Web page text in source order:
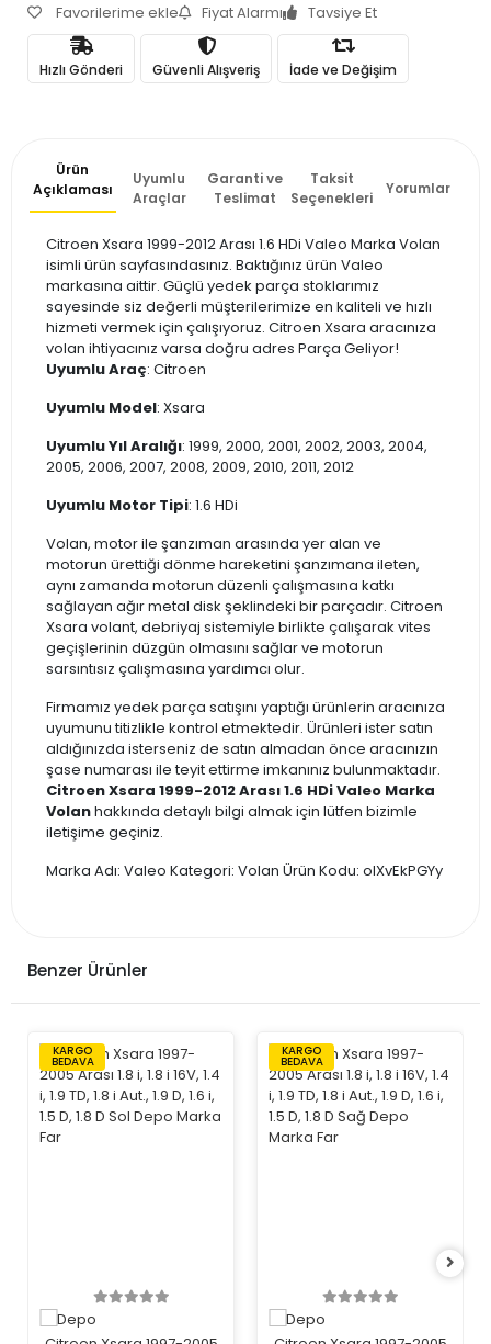
Favorilerime ekle Fiyat Alarmı Tavsiye Et
Hızlı Gönderi Güvenli Alışveriş İade ve Değişim
Ürün
Açıklaması
Uyumlu
Araçlar
Garanti ve
Teslimat
Taksit
Seçenekleri
Yorumlar
Citroen Xsara 1999-2012 Arası 1.6 HDi Valeo Marka Volan
isimli ürün sayfasındasınız. Baktığınız ürün Valeo
markasına aittir. Güçlü yedek parça stoklarımız
sayesinde siz değerli müşterilerimize en kaliteli ve hızlı
hizmeti vermek için çalışıyoruz. Citroen Xsara aracınıza
volan ihtiyacınız varsa doğru adres Parça Geliyor!
Uyumlu Araç: Citroen
Uyumlu Model: Xsara
Uyumlu Yıl Aralığı: 1999, 2000, 2001, 2002, 2003, 2004,
2005, 2006, 2007, 2008, 2009, 2010, 2011, 2012
Uyumlu Motor Tipi: 1.6 HDi
Volan, motor ile şanzıman arasında yer alan ve
motorun ürettiği dönme hareketini şanzımana ileten,
aynı zamanda motorun düzenli çalışmasına katkı
sağlayan ağır metal disk şeklindeki bir parçadır. Citroen
Xsara volant, debriyaj sistemiyle birlikte çalışarak vites
geçişlerinin düzgün olmasını sağlar ve motorun
sarsıntısız çalışmasına yardımcı olur.
Firmamız yedek parça satışını yaptığı ürünlerin aracınıza
uyumunu titizlikle kontrol etmektedir. Ürünleri ister satın
aldığınızda isterseniz de satın almadan önce aracınızın
şase numarası ile teyit ettirme imkanınız bulunmaktadır.
Citroen Xsara 1999-2012 Arası 1.6 HDi Valeo Marka
Volanhakkında detaylı bilgi almak için lütfen bizimle
iletişime geçiniz.
Marka Adı: Valeo Kategori: Volan Ürün Kodu: oIXvEkPGYy
Benzer Ürünler
KARGO
BEDAVA
KARGO
BEDAVA